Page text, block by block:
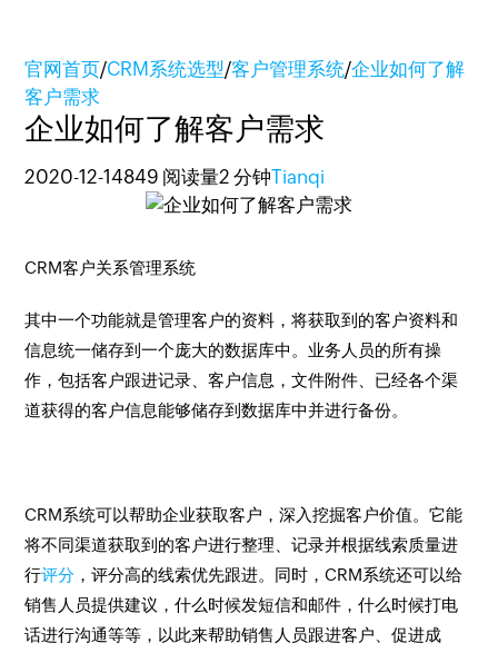
官网首页/CRM系统选型/客户管理系统/企业如何了解
客户需求
企业如何了解客户需求
2020-12-14849 阅读量2 分钟Tianqi
CRM客户关系管理系统
其中一个功能就是管理客户的资料，将获取到的客户资料和
信息统一储存到一个庞大的数据库中。业务人员的所有操
作，包括客户跟进记录、客户信息，文件附件、已经各个渠
道获得的客户信息能够储存到数据库中并进行备份。
CRM系统可以帮助企业获取客户，深入挖掘客户价值。它能
将不同渠道获取到的客户进行整理、记录并根据线索质量进
行评分 ，评分高的线索优先跟进。同时，CRM系统还可以给
销售人员提供建议，什么时候发短信和邮件，什么时候打电
话进行沟通等等，以此来帮助销售人员跟进客户、促进成